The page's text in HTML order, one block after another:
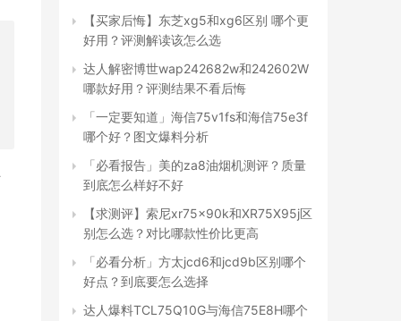
【买家后悔】东芝xg5和xg6区别 哪个更
好用？评测解读该怎么选
达人解密博世wap242682w和242602W
哪款好用？评测结果不看后悔
「一定要知道」海信75v1fs和海信75e3f
哪个好？图文爆料分析
「必看报告」美的za8油烟机测评？质量
到底怎么样好不好
【求测评】索尼xr75x90k和XR75X95j区
别怎么选？对比哪款性价比更高
「必看分析」方太jcd6和jcd9b区别哪个
好点？到底要怎么选择
达人爆料TCL75Q10G与海信75E8H哪个